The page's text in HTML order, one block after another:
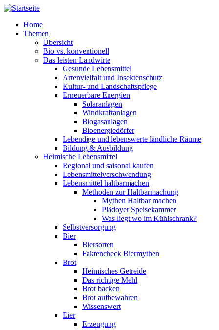
Direkt zum Inhalt
Home
Themen
Übersicht
Bio vs. konventionell
Das leisten Landwirte
Gesunde Lebensmittel
Artenvielfalt und Insektenschutz
Kultur- und Landschaftspflege
Erneuerbare Energien
Solaranlagen
Windkraftanlagen
Biogasanlagen
Bioenergiedörfer
Lebendige und lebenswerte ländliche Räume
Bildung & Ausbildung
Heimische Lebensmittel
Regional und saisonal kaufen
Lebensmittelverschwendung
Lebensmittel haltbarmachen
Methoden zur Haltbarmachung
Mythen Haltbar machen
Plädoyer Speisekammer
Was liegt wo im Kühlschrank?
Selbstversorgung
Bier
Biersorten
Faktencheck Biermythen
Brot
Heimisches Getreide
Das richtige Mehl
Brot backen
Brot aufbewahren
Wissenswert
Eier
Erzeugung